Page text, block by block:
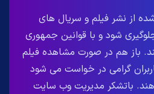
از نشر فیلم و سریال های
شود و با قوانین جمهوری
باز هم در صورت مشاهده فیلم
گرامی در خواست می شود
باتشکر مدیریت وب سایت